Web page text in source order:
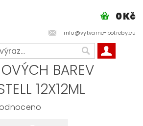
info@vytvarne-potreby.eu
0 Kč
BAREV
12X12ML